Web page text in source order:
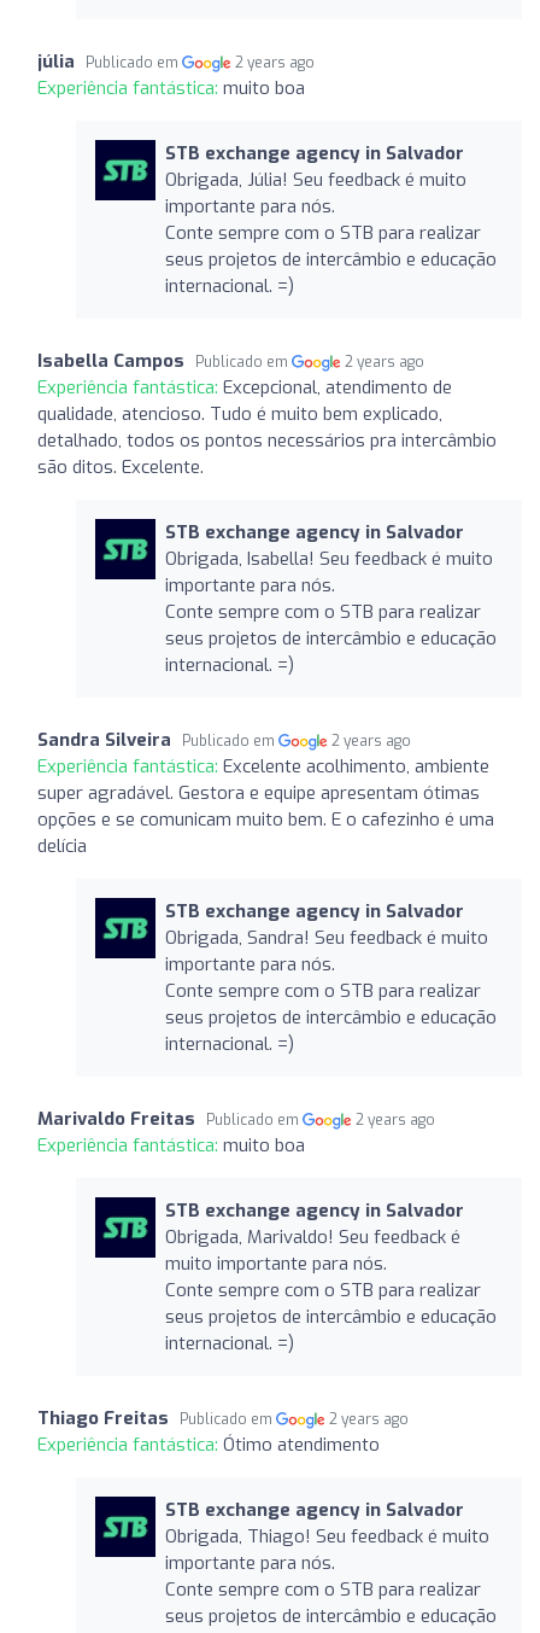
júlia Publicado em 2 years ago
Experiência fantástica: muito boa
STB exchange agency in Salvador
Obrigada, Júlia! Seu feedback é muito
importante para nós.
Conte sempre com o STB para realizar
seus projetos de intercâmbio e educação
internacional. =)
Isabella Campos Publicado em 2 years ago
Experiência fantástica: Excepcional, atendimento de
qualidade, atencioso. Tudo é muito bem explicado,
detalhado, todos os pontos necessários pra intercâmbio
são ditos. Excelente.
STB exchange agency in Salvador
Obrigada, Isabella! Seu feedback é muito
importante para nós.
Conte sempre com o STB para realizar
seus projetos de intercâmbio e educação
internacional. =)
Sandra Silveira Publicado em 2 years ago
Experiência fantástica: Excelente acolhimento, ambiente
super agradável. Gestora e equipe apresentam ótimas
opções e se comunicam muito bem. E o cafezinho é uma
delícia
STB exchange agency in Salvador
Obrigada, Sandra! Seu feedback é muito
importante para nós.
Conte sempre com o STB para realizar
seus projetos de intercâmbio e educação
internacional. =)
Marivaldo Freitas Publicado em 2 years ago
Experiência fantástica: muito boa
STB exchange agency in Salvador
Obrigada, Marivaldo! Seu feedback é
muito importante para nós.
Conte sempre com o STB para realizar
seus projetos de intercâmbio e educação
internacional. =)
Thiago Freitas Publicado em 2 years ago
Experiência fantástica: Ótimo atendimento
STB exchange agency in Salvador
Obrigada, Thiago! Seu feedback é muito
importante para nós.
Conte sempre com o STB para realizar
seus projetos de intercâmbio e educação